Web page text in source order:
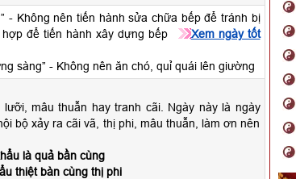
- Không nên tiến hành sửa chữa bếp để tránh bị
để tiến hành xây dựng bếp
Xem ngày tốt
sàng” - Không nên ăn chó, quỉ quái lên giường
mâu thuẫn hay tranh cãi. Ngày này là ngày
bộ xảy ra cãi vã, thị phi, mâu thuẫn, làm ơn nên
là quả bần cùng
thiệt bàn cùng thị phi